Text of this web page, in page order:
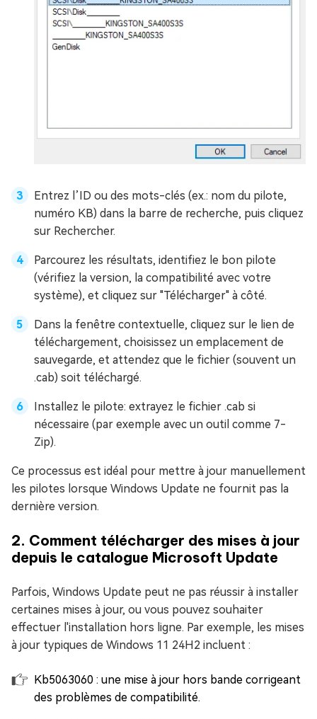
Entrez l’ID ou des mots-clés (ex.: nom du pilote,
numéro KB) dans la barre de recherche, puis cliquez
sur Rechercher.
Parcourez les résultats, identifiez le bon pilote
(vérifiez la version, la compatibilité avec votre
système), et cliquez sur "Télécharger" à côté.
Dans la fenêtre contextuelle, cliquez sur le lien de
téléchargement, choisissez un emplacement de
sauvegarde, et attendez que le fichier (souvent un
.cab) soit téléchargé.
Installez le pilote: extrayez le fichier .cab si
nécessaire (par exemple avec un outil comme 7-
Zip).
Ce processus est idéal pour mettre à jour manuellement
les pilotes lorsque Windows Update ne fournit pas la
dernière version.
2. Comment télécharger des mises à jour
depuis le catalogue Microsoft Update
Parfois, Windows Update peut ne pas réussir à installer
certaines mises à jour, ou vous pouvez souhaiter
effectuer l'installation hors ligne. Par exemple, les mises
à jour typiques de Windows 11 24H2 incluent :
Kb5063060 : une mise à jour hors bande corrigeant
des problèmes de compatibilité.